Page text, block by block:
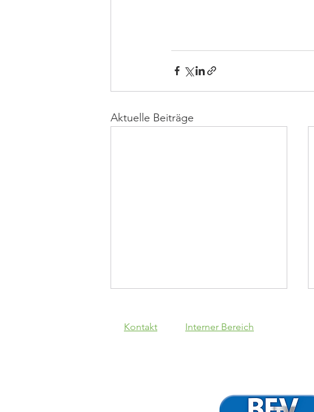
Aktuelle Beiträge
SpVgg Lam - VfB
Kontakt Interner Bereich